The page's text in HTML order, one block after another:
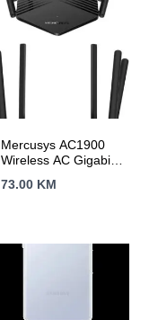
Mercusys AC1900
Wireless AC Gigabit
2.4 GHz + 1300
with Beamforming,
73.00 KM